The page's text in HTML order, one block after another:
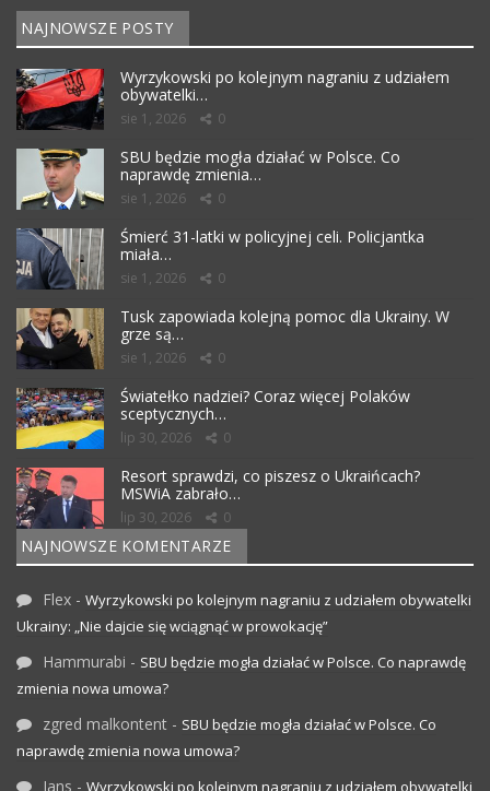
NAJNOWSZE POSTY
Wyrzykowski po kolejnym nagraniu z udziałem
obywatelki…
sie 1, 2026 0
SBU będzie mogła działać w Polsce. Co
naprawdę zmienia…
sie 1, 2026 0
Śmierć 31-latki w policyjnej celi. Policjantka
miała…
sie 1, 2026 0
Tusk zapowiada kolejną pomoc dla Ukrainy. W
grze są…
sie 1, 2026 0
Światełko nadziei? Coraz więcej Polaków
sceptycznych…
lip 30, 2026 0
Resort sprawdzi, co piszesz o Ukraińcach?
MSWiA zabrało…
lip 30, 2026 0
NAJNOWSZE KOMENTARZE
Flex - Wyrzykowski po kolejnym nagraniu z udziałem obywatelki
Ukrainy: „Nie dajcie się wciągnąć w prowokację”
Hammurabi - SBU będzie mogła działać w Polsce. Co naprawdę
zmienia nowa umowa?
zgred malkontent - SBU będzie mogła działać w Polsce. Co
naprawdę zmienia nowa umowa?
Jans - Wyrzykowski po kolejnym nagraniu z udziałem obywatelki